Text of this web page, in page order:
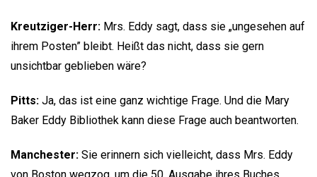
Kreutziger-Herr: Mrs. Eddy sagt, dass sie „ungesehen auf
ihrem Posten” bleibt. Heißt das nicht, dass sie gern
unsichtbar geblieben wäre?
Pitts: Ja, das ist eine ganz wichtige Frage. Und die Mary
Baker Eddy Bibliothek kann diese Frage auch beantworten.
Manchester: Sie erinnern sich vielleicht, dass Mrs. Eddy
von Boston wegzog, um die 50. Ausgabe ihres Buches